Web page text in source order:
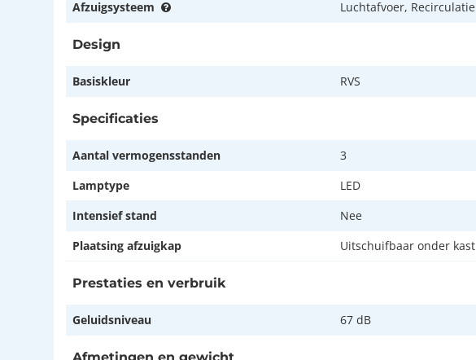
Afzuigsysteem Luchtafvoer, Recirculatie
Design
Basiskleur RVS
Specificaties
Aantal vermogensstanden
3
Lamptype
LED
Intensief stand
Nee
Plaatsing afzuigkap
Uitschuifbaar onder kast
Prestaties en verbruik
Geluidsniveau 67 dB